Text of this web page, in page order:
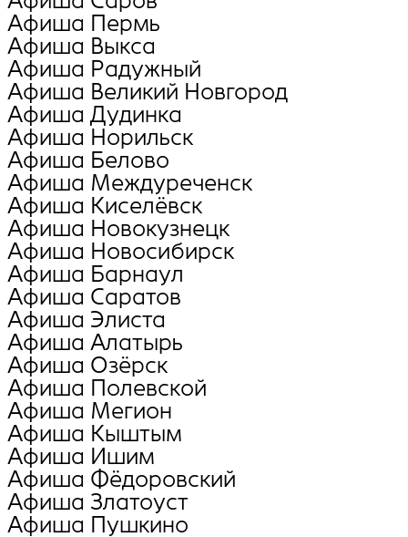
Афиша Пермь
Афиша Выкса
Афиша Радужный
Афиша Великий Новгород
Афиша Дудинка
Афиша Норильск
Афиша Белово
Афиша Междуреченск
Афиша Киселёвск
Афиша Новокузнецк
Афиша Новосибирск
Афиша Барнаул
Афиша Саратов
Афиша Элиста
Афиша Алатырь
Афиша Озёрск
Афиша Полевской
Афиша Мегион
Афиша Кыштым
Афиша Ишим
Афиша Фёдоровский
Афиша Златоуст
Афиша Пушкино